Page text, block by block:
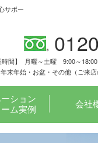
サポー
時間】
月曜～土曜 9:00～
年末年始・お盆・その他（ご来店
ション
ム実例
会社